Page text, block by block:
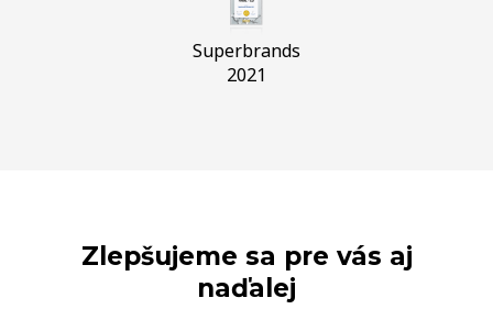
Superbrands
2021
Zlepšujeme sa pre vás aj
naďalej